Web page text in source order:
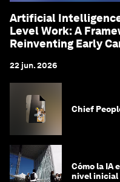
Artificial
Level Work: A
Reinventing Early
22 jun. 2026
Chief
Cómo la IA
nivel inicial